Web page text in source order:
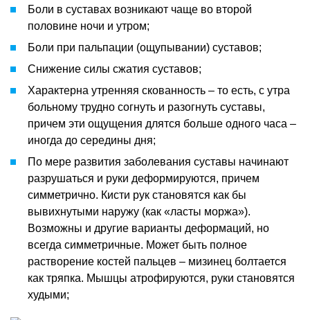
Боли в суставах возникают чаще во второй
половине ночи и утром;
Боли при пальпации (ощупывании) суставов;
Снижение силы сжатия суставов;
Характерна утренняя скованность – то есть, с утра
больному трудно согнуть и разогнуть суставы,
причем эти ощущения длятся больше одного часа –
иногда до середины дня;
По мере развития заболевания суставы начинают
разрушаться и руки деформируются, причем
симметрично. Кисти рук становятся как бы
вывихнутыми наружу (как «ласты моржа»).
Возможны и другие варианты деформаций, но
всегда симметричные. Может быть полное
растворение костей пальцев – мизинец болтается
как тряпка. Мышцы атрофируются, руки становятся
худыми;